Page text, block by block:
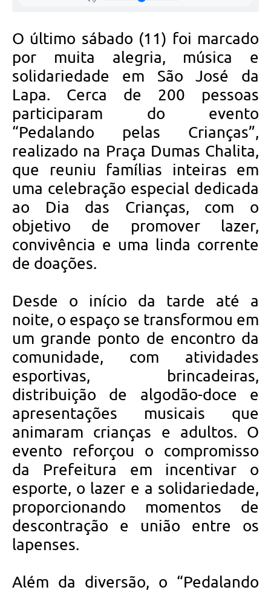
O último sábado (11) foi marcado
por muita alegria, música e
solidariedade em São José da
Lapa. Cerca de 200 pessoas
participaram do evento
“Pedalando pelas Crianças”,
realizado na Praça Dumas Chalita,
que reuniu famílias inteiras em
uma celebração especial dedicada
ao Dia das Crianças, com o
objetivo de promover lazer,
convivência e uma linda corrente
de doações.
Desde o início da tarde até a
noite, o espaço se transformou em
um grande ponto de encontro da
comunidade, com atividades
esportivas, brincadeiras,
distribuição de algodão-doce e
apresentações musicais que
animaram crianças e adultos. O
evento reforçou o compromisso
da Prefeitura em incentivar o
esporte, o lazer e a solidariedade,
proporcionando momentos de
descontração e união entre os
lapenses.
Além da diversão, o “Pedalando